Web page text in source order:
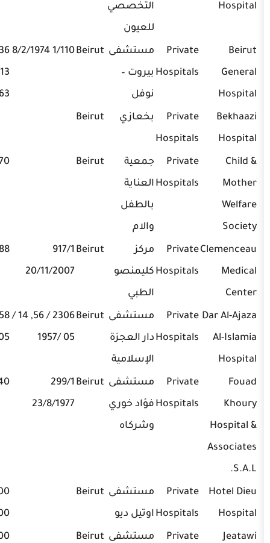
التخصصي
Private
Hospitals
مستشفى
بيروت –
نوفل
Beirut
1/110 8/2/1974
01-850236,
Private
Hospitals
بخعازي Beirut
Private
Hospitals
جمعية
العناية
Beirut
Private
Hospitals
مركز
كليمنصو
Beirut
917/1
20/11/2007
01-372888
Private
Hospitals
مستشفى
دار العجزة
الإسلامية
Beirut
2306 / 56, 14 /
05 /1957
01-856658,
03-692005
Private
Hospitals
مستشفى
فؤاد خوري
وشركاه
Beirut
299/1
23/8/1977
01-742140
Private
Hospitals
مستشفى
اوتيل ديو
Beirut
Private
مستشفى Beirut